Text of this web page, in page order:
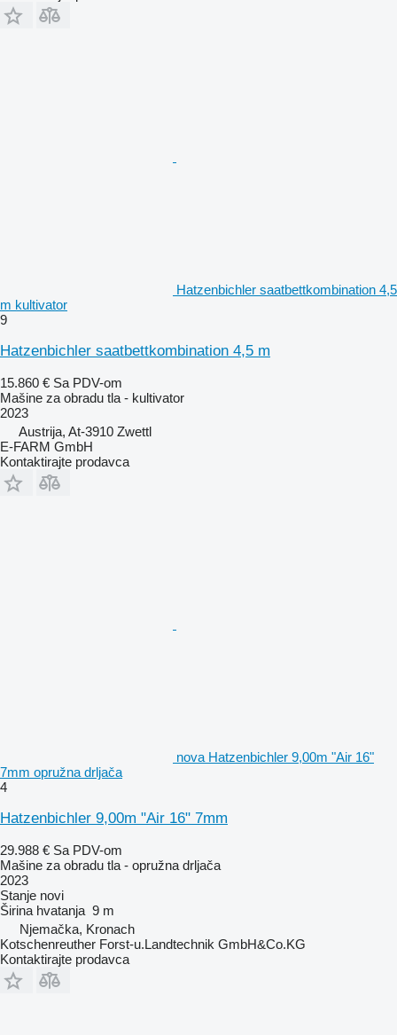
Hatzenbichler saatbettkombination 4,5
m kultivator
9
Hatzenbichler saatbettkombination 4,5 m
15.860 € Sa PDV-om
Mašine za obradu tla - kultivator
2023
Austrija, At-3910 Zwettl
E-FARM GmbH
Kontaktirajte prodavca
nova Hatzenbichler 9,00m "Air 16"
7mm opružna drljača
4
Hatzenbichler 9,00m "Air 16" 7mm
29.988 € Sa PDV-om
Mašine za obradu tla - opružna drljača
2023
Stanje novi
Širina hvatanja 9 m
Njemačka, Kronach
Kotschenreuther Forst-u.Landtechnik GmbH&Co.KG
Kontaktirajte prodavca